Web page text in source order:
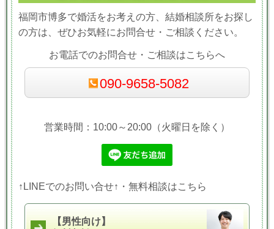
福岡市博多で婚活をお考えの方、結婚相談所をお探し
の方は、ぜひお気軽にお問合せ・ご相談ください。
お電話でのお問合せ・ご相談はこちらへ
090-9658-5082
営業時間：10:00～20:00（火曜日を除く）
↑LINEでのお問い合せ↑・無料相談はこちら
【男性向け】